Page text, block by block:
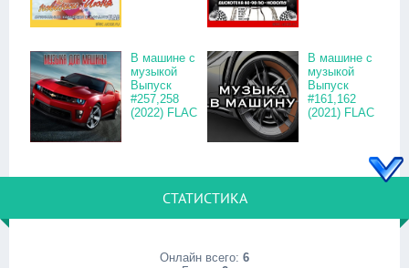
В машине с
музыкой
Выпуск
#257,258
(2022) FLAC
В машине с
музыкой
Выпуск
#161,162
(2021) FLAC
СТАТИСТИКА
Онлайн всего: 6